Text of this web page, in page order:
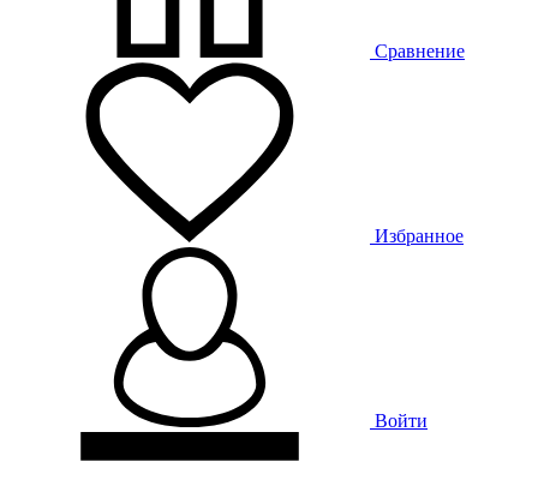
Сравнение
Избранное
Войти